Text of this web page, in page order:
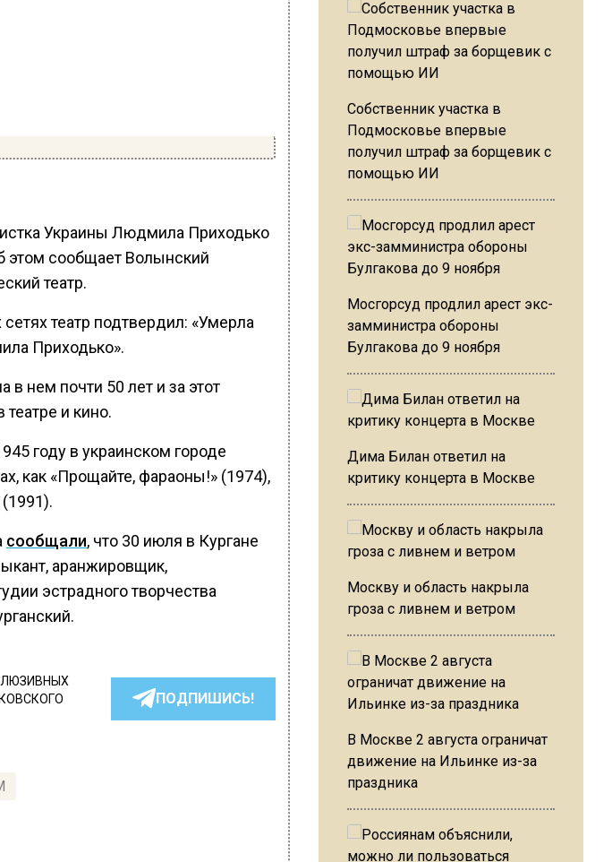
Украины Людмила Приходько
этом сообщает Волынский
театр.
театр подтвердил: «Умерла
Приходько».
в нем почти 50 лет и за этот
и кино.
году в украинском городе
как «Прощайте, фараоны!» (1974),
сообщали, что 30 июля в Кургане
аранжировщик,
эстрадного творчества
ПОДПИШИСЬ!
Собственник участка в
Подмосковье впервые
получил штраф за борщевик с
помощью ИИ
Мосгорсуд продлил арест экс-
замминистра обороны
Булгакова до 9 ноября
Дима Билан ответил на
критику концерта в Москве
Москву и область накрыла
гроза с ливнем и ветром
В Москве 2 августа ограничат
движение на Ильинке из-за
праздника